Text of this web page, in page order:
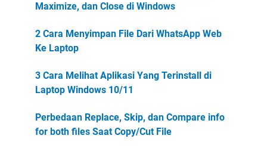
Maximize, dan Close di Windows
2 Cara Menyimpan File Dari WhatsApp Web
Ke Laptop
3 Cara Melihat Aplikasi Yang Terinstall di
Laptop Windows 10/11
Perbedaan Replace, Skip, dan Compare info
for both files Saat Copy/Cut File